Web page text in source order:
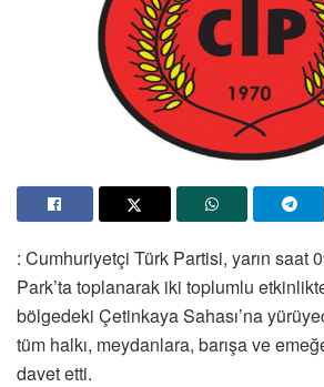
: Cumhuriyetçi Türk Partisi, yarın saat
Park’ta toplanarak iki toplumlu
bölgedeki Çetinkaya Sahası’na
tüm halkı, meydanlara, barışa ve
davet etti.